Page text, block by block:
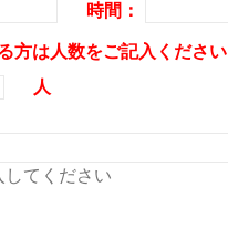
時間：
方は人数をご記入ください
人